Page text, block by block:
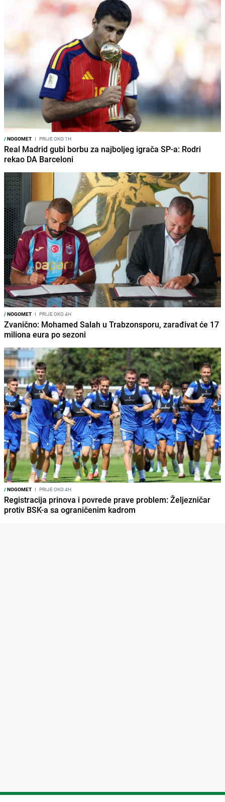
/NOGOMET I PRIJE OKO 1H
Real Madrid gubi borbu za najboljeg igrača SP-a: Rodri
rekao DA Barceloni
/NOGOMET I PRIJE OKO 4H
Zvanično: Mohamed Salah u Trabzonsporu, zarađivat će 17
miliona eura po sezoni
/NOGOMET I PRIJE OKO 4H
Registracija prinova i povrede prave problem: Željezničar
protiv BSK-a sa ograničenim kadrom